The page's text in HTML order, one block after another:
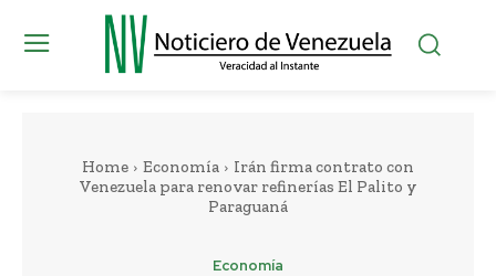
Home Economía
Irán firma contrato con
Venezuela para renovar refinerías El Palito y
Paraguaná
Economía